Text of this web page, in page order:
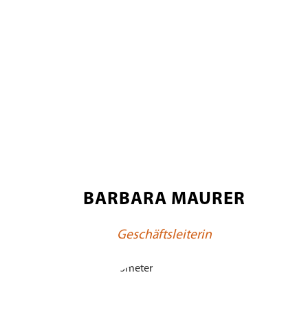
BARBARA MAURER
Geschäftsleiterin